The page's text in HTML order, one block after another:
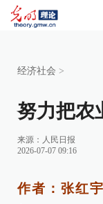
经济社会 >
努力把农
来源： 人民日报
2026-07-07 09:16
作者：张红